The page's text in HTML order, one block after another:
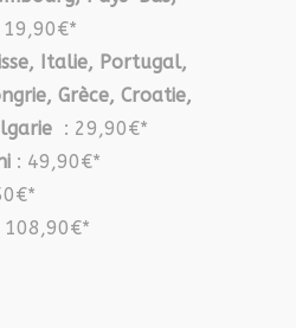
19,90€*
Italie, Portugal,
Grèce, Croatie,
: 29,90€*
: 49,90€*
108,90€*